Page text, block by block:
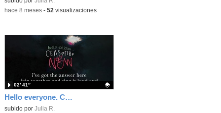
-hace 8 meses- 52 visualizaciones
Hello everyone. Ceasefire now
Contenido educativo.
subido por Julia R.
02′ 41″